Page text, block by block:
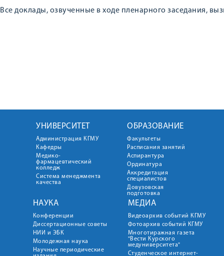
Все доклады, озвученные в ходе пленарного заседания,
УНИВЕРСИТЕТ
Администрация КГМУ
Кафедры
Медико-
фармацевтический
колледж
Система менеджмента
качества
ОБРАЗОВАНИЕ
Факультеты
Расписания занятий
Аспирантура
Ординатура
Аккредитация
специалистов
Довузовская
подготовка
НАУКА
Конференции
Диссертационные советы
НИИ и ЭБК
Молодежная наука
Научные периодические
МЕДИА
Видеоархив событий КГМУ
Фотоархив событий КГМУ
Многотиражная газета
"Вести Курского
медуниверситета"
Студенческое интернет-